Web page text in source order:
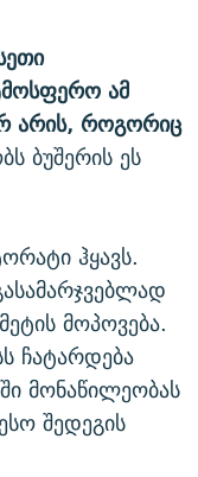
ამ
არის, როგორიც
ბუშერის ეს
ჰყავს.
მოპოვება.
ჩატარდება
მონაწილეობას
შედეგის